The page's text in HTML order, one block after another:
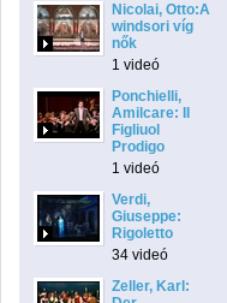
Nicolai, Otto:A
windsori víg
nők
1 videó
Ponchielli,
Amilcare: II
Figliuol
Prodigo
1 videó
Verdi,
Giuseppe:
Rigoletto
34 videó
Zeller, Karl: